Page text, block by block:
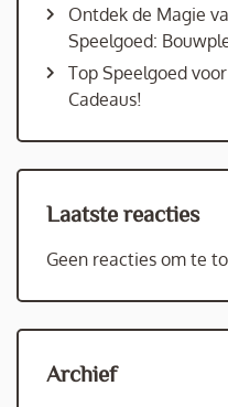
Ontdek de Magie
Speelgoed:
Top Speelgoed
Cadeaus!
Laatste reacties
Geen reacties om te
Archief